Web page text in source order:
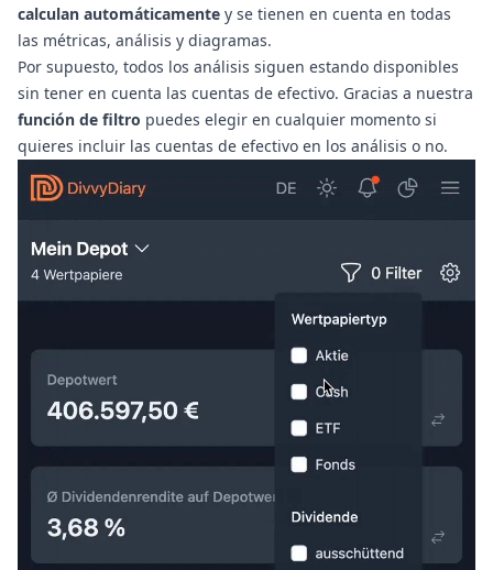
calculan automáticamente y se tienen en cuenta en todas
las métricas, análisis y diagramas.
Por supuesto, todos los análisis siguen estando disponibles
sin tener en cuenta las cuentas de efectivo. Gracias a nuestra
función de filtro puedes elegir en cualquier momento si
quieres incluir las cuentas de efectivo en los análisis o no.